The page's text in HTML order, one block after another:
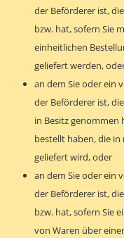
der Beförderer ist,
bzw. hat, sofern Sie
einheitlichen
geliefert werden,
an dem Sie oder ein
der Beförderer ist,
in Besitz genommen
bestellt haben, die
geliefert wird, oder
an dem Sie oder ein
der Beförderer ist,
bzw. hat, sofern Sie
von Waren über